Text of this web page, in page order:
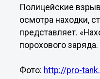
Полицейские
осмотра находки,
представляет.
порохового
Фото: http://pro-